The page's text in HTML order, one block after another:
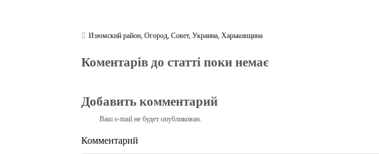
Изюмский район ,Огород ,Совет,Украина ,Харьковщина
Коментарів до статті поки немає
Добавить комментарий
Ваш e-mail не будет опубликован.
Комментарий